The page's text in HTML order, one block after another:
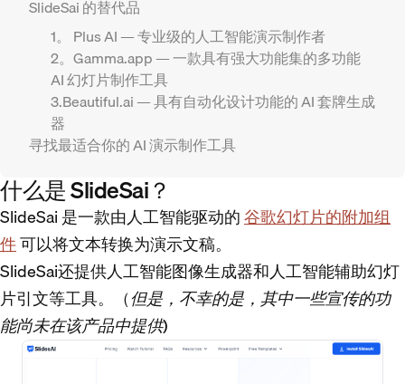
SlideSai 的替代品
1。 Plus AI — 专业级的人工智能演示制作者
2。Gamma.app — 一款具有强大功能集的多功能
AI 幻灯片制作工具
3.Beautiful.ai — 具有自动化设计功能的 AI 套牌生成
器
寻找最适合你的 AI 演示制作工具
什么是 SlideSai？
SlideSai 是一款由人工智能驱动的谷歌幻灯片的附加组
件可以将文本转换为演示文稿。
SlideSai还提供人工智能图像生成器和人工智能辅助幻灯
片引文等工具。（但是，不幸的是，其中一些宣传的功
能尚未在该产品中提供)